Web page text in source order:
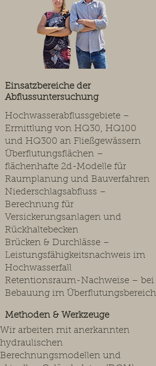
Einsatzbereiche der
Abflussuntersuchung
Hochwasserabflussgebiete –
Ermittlung von HQ30, HQ100
und HQ300 an Fließgewässern
Überflutungsflächen –
flächenhafte 2d-Modelle für
Raumplanung und Bauverfahren
Niederschlagsabfluss –
Berechnung für
Versickerungsanlagen und
Rückhaltebecken
Brücken & Durchlässe –
Leistungsfähigkeitsnachweis im
Hochwasserfall
Retentionsraum-Nachweise – bei
Bebauung im Überflutungsbereich
Methoden & Werkzeuge
Wir arbeiten mit anerkannten
hydraulischen
Berechnungsmodellen und